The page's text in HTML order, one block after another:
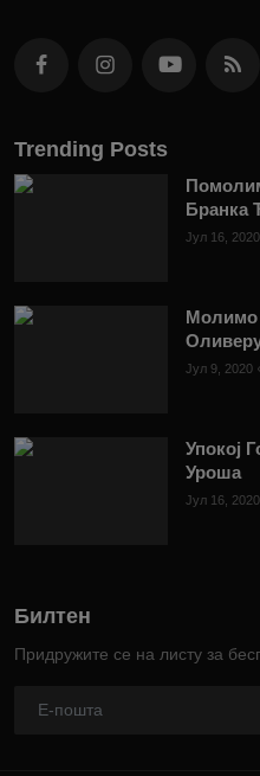
Trending Posts
Бранка
Јул 16, 2020
Молимо
Јул 9, 2020
Упокој
Уроша
Јул 16, 2020
Билтен
Придружите се на листу за